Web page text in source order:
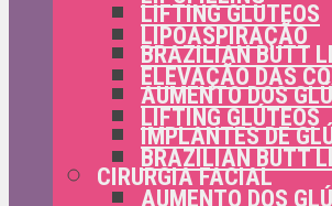
LIFTING GLÚTEOS
BRAZILIAN BUTT
AUMENTO DOS
IMPLANTES DE
CIRURGIA FACIAL
LIPOASPIRAÇÃO
ELEVAÇÃO DAS
LIFTING GLÚTEOS
BRAZILIAN BUTT
AUMENTO DOS